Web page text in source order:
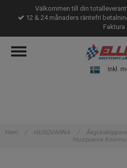
Välkommen till din
12 & 24 månaders räntefri
Faktura
Inkl.
Hem / HUSQVARNA / Åkgräsklippare
Husqvarna